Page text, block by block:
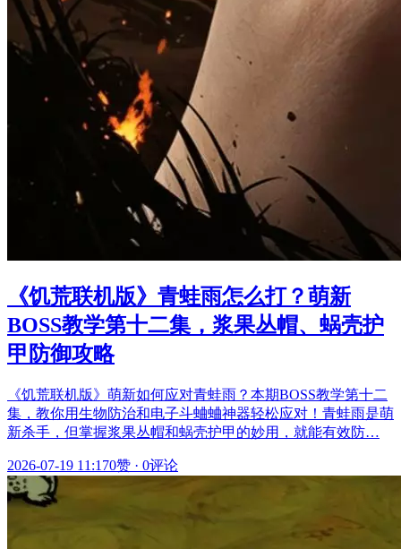
《饥荒联机版》青蛙雨怎么打？萌新
BOSS教学第十二集，浆果丛帽、蜗壳护
甲防御攻略
《饥荒联机版》萌新如何应对青蛙雨？本期BOSS教学第十二
集，教你用生物防治和电子斗蛐蛐神器轻松应对！青蛙雨是萌
新杀手，但掌握浆果丛帽和蜗壳护甲的妙用，就能有效防…
2026-07-19 11:170赞 · 0评论